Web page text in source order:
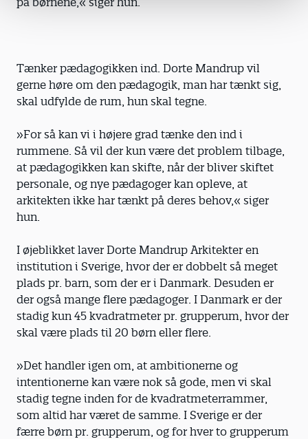
Tænker pædagogikken ind. Dorte Mandrup vil
gerne høre om den pæda­gogik, man har tænkt sig,
skal udfylde de rum, hun skal tegne.
»For så kan vi i højere grad tænke den ind i
rummene. Så vil der kun være det problem tilbage,
at pædagogikken kan skifte, når der bliver skiftet
personale, og nye pædagoger kan opleve, at
arkitekten ikke har tænkt på deres behov,« siger
hun.
I øjeblikket laver Dorte Mandrup Arkitekter en
institution i Sverige, hvor der er dobbelt så meget
plads pr. barn, som der er i Danmark. Desuden er
der også mange flere pædagoger. I Danmark er der
stadig kun 45 kvadratmeter pr. grupperum, hvor der
skal være plads til 20 børn eller flere.
»Det handler igen om, at ambitionerne og
intentionerne kan være nok så gode, men vi skal
stadig tegne inden for de kvadratmeterrammer,
som altid har været de samme. I Sverige er der
færre børn pr. grupperum, og for hver to grupperum